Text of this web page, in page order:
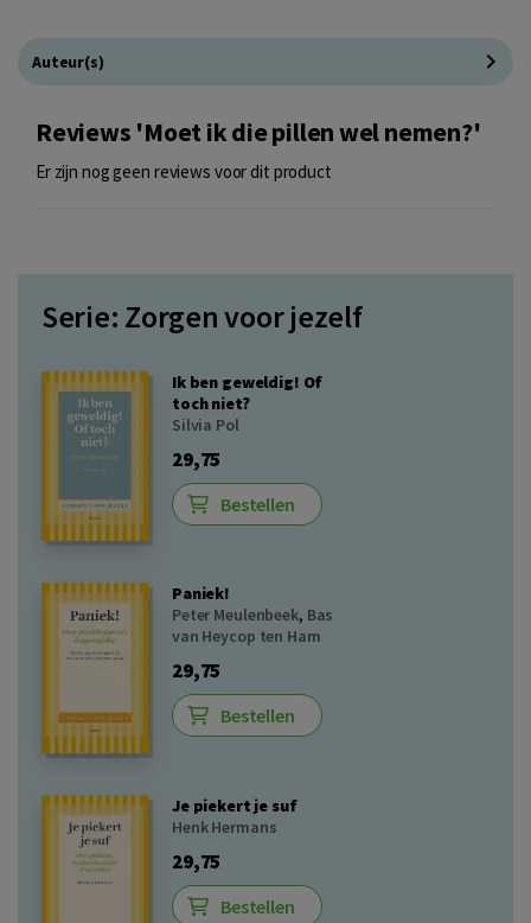
Auteur(s)
Reviews 'Moet ik die pillen wel nemen?'
Er zijn nog geen reviews voor dit product
Serie: Zorgen voor jezelf
Ik ben geweldig! Of
toch niet?
Silvia Pol
29,75
Bestellen
Paniek!
Peter Meulenbeek, Bas
van Heycop ten Ham
29,75
Bestellen
Je piekert je suf
Henk Hermans
29,75
Bestellen